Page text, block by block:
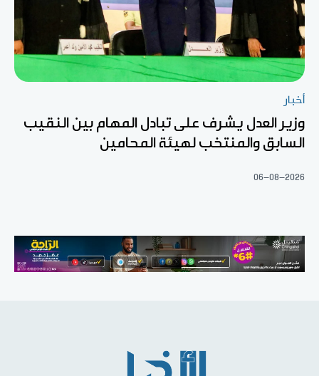
أخبار
وزير العدل يشرف على تبادل المهام بين النقيب
السابق والمنتخب لهيئة المحامين
06-08-2026